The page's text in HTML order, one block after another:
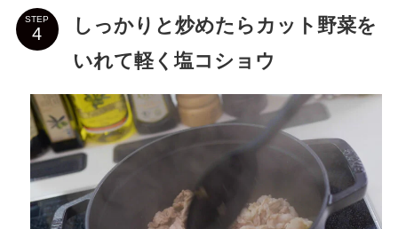
STEP
しっかりと炒めたらカット野菜を
いれて軽く塩コショウ